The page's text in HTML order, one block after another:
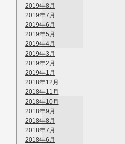
2019年8月
2019年7月
2019年6月
2019年5月
2019年4月
2019年3月
2019年2月
2019年1月
2018年12月
2018年11月
2018年10月
2018年9月
2018年8月
2018年7月
2018年6月